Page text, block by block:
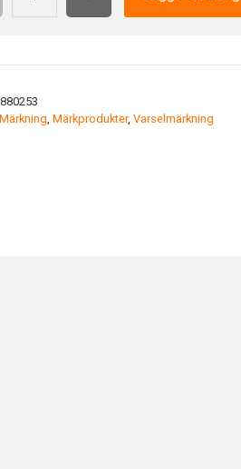
Märkning, Märkprodukter, Varselmärkning